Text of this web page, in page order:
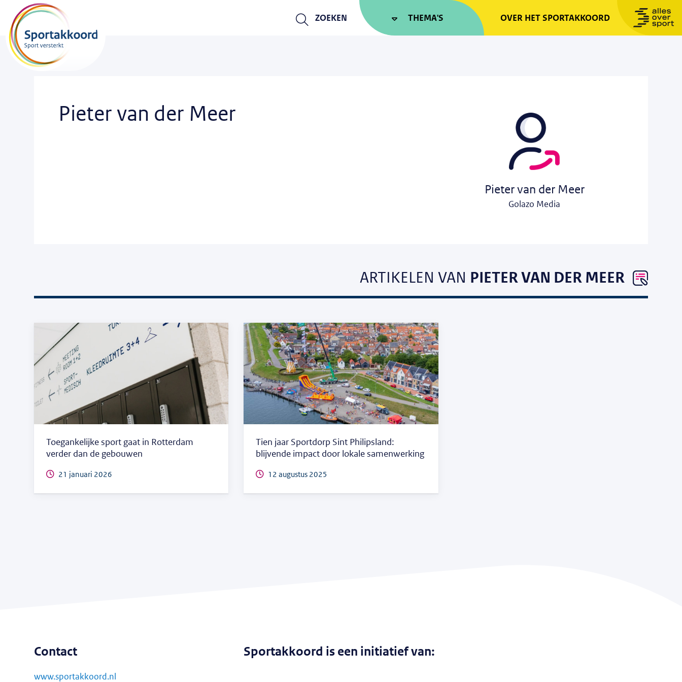
ZOEKEN THEMA'S OVER HET SPORTAKKOORD
Pieter van der Meer
Pieter van der Meer
Golazo Media
ARTIKELEN VAN PIETER VAN DER MEER
Toegankelijke sport gaat in Rotterdam
verder dan de gebouwen
21 januari 2026
Tien jaar Sportdorp Sint Philipsland:
blijvende impact door lokale samenwerking
12 augustus 2025
Contact
www.sportakkoord.nl
Sportakkoord is een initiatief van: